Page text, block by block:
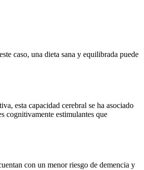
caso, una dieta sana y equilibrada puede
esta capacidad cerebral se ha asociado
cognitivamente estimulantes que
con un menor riesgo de demencia y